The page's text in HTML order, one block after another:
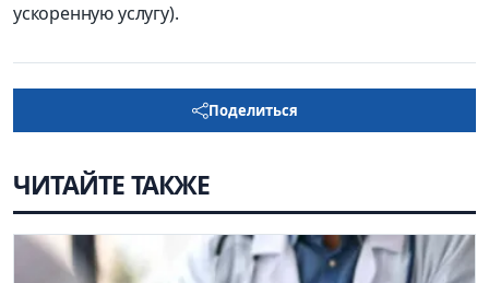
ускоренную услугу).
Поделиться
ЧИТАЙТЕ ТАКЖЕ